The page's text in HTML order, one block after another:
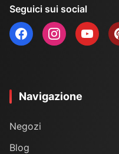
Seguici sui social
Navigazione
Negozi
Blog